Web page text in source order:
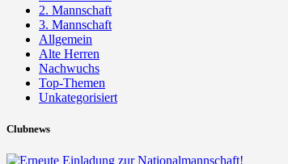
2. Mannschaft
3. Mannschaft
Allgemein
Alte Herren
Nachwuchs
Top-Themen
Unkategorisiert
Clubnews